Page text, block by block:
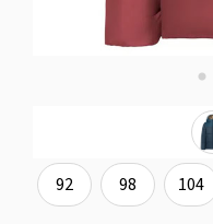
92 98 104